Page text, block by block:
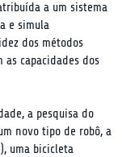
a um sistema
e simula
dos métodos
capacidades dos
a pesquisa do
novo tipo de robô, a
uma bicicleta